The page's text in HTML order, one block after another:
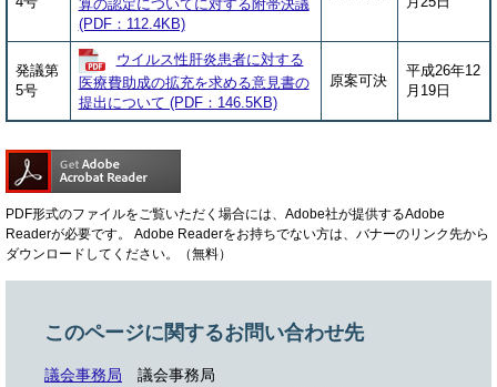
算の認定についてに対する附帯決議
(PDF：112.4KB)
発議第
5号
ウイルス性肝炎患者に対する
医療費助成の拡充を求める意見書の
提出について (PDF：146.5KB)
原案可決
平成26年12
月19日
PDF形式のファイルをご覧いただく場合には、Adobe社が提供するAdobe
Readerが必要です。
Adobe Readerをお持ちでない方は、バナーのリンク先から
ダウンロードしてください。（無料）
このページに関するお問い合わせ先
議会事務局
議会事務局